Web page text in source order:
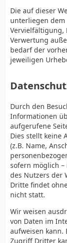
Die auf dieser
unterliegen dem
Vervielfältigung,
Verwertung
bedarf der
jeweiligen
Durch den
Informationen
aufgerufene
Dies stellt keine
(z.B. Name,
sofern möglich
des Nutzers der
Dritte findet
nicht statt.
Wir weisen
von Daten im
aufweisen kann.
Zugriff Dritter